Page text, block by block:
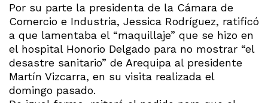
Por su parte la presidenta de la Cámara de
Comercio e Industria, Jessica Rodríguez, ratificó
a que lamentaba el “maquillaje” que se hizo en
el hospital Honorio Delgado para no mostrar “el
desastre sanitario” de Arequipa al presidente
Martín Vizcarra, en su visita realizada el
domingo pasado.